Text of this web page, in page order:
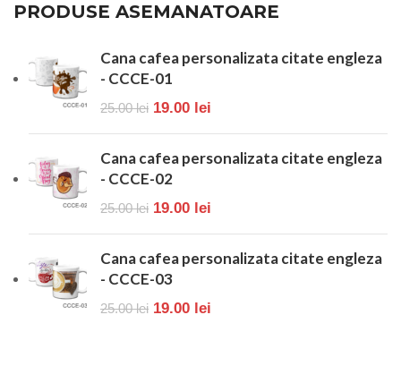
PRODUSE ASEMANATOARE
Cana cafea personalizata citate engleza
- CCCE-01
25.00lei 19.00 lei
Cana cafea personalizata citate engleza
- CCCE-02
25.00lei 19.00 lei
Cana cafea personalizata citate engleza
- CCCE-03
25.00lei 19.00 lei